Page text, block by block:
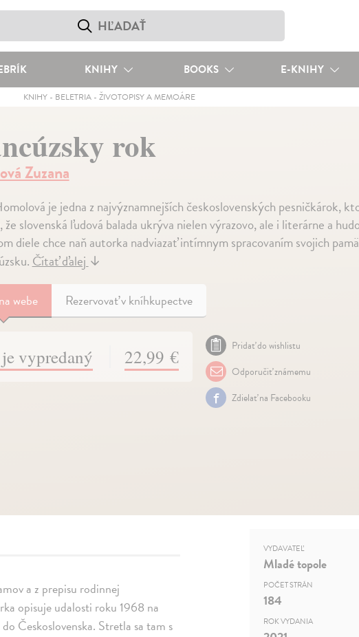
KNIHY BOOKS E-KNIHY
KNIHY- BELETRIA- ŽIVOTOPISY A MEMOÁRE
rok
Zuzana
je jedna z najvýznamnejších československých pesničkárok,
že slovenská ľudová balada ukrýva nielen výrazovo, ale i literárne a
diele chce naň autorka nadviazať intímnym spracovaním svojich
Čítať ďalej↓
na webe Rezervovať v kníhkupectve
vypredaný 22,99 €
Pridať do wishlistu
Odporučiť známemu
Zdielať na Facebooku
a z prepisu rodinnej
opisuje udalosti roku 1968 na
Československa. Stretla sa tam s
VYDAVATEĽ
Mladé topole
POČET STRÁN
184
ROK VYDANIA